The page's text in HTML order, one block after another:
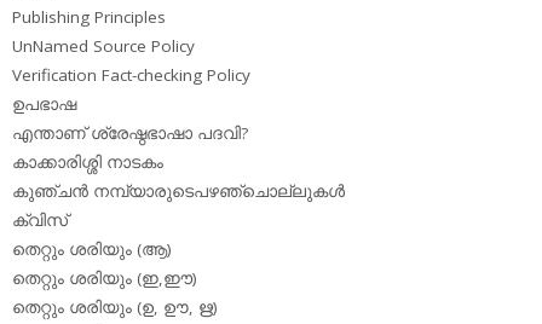
Publishing Principles
UnNamed Source Policy
Verification Fact-checking Policy
ഉപഭാഷ
എന്താണ് ശ്രേഷ്ഠഭാഷാ പദവി?
കാക്കാരിശ്ശി നാടകം
കുഞ്ചന്‍ നമ്പ്യാരുടെപഴഞ്ചൊല്ലുകള്‍
ക്വിസ്
തെറ്റും ശരിയും (ആ)
തെറ്റും ശരിയും (ഇ,ഈ)
തെറ്റും ശരിയും (ഉ, ഊ, ഋ)